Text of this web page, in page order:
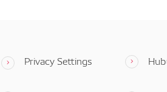
Privacy Settings